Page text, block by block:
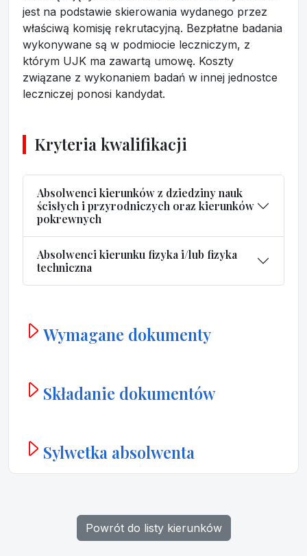
jest na podstawie skierowania wydanego przez
właściwą komisję rekrutacyjną. Bezpłatne badania
wykonywane są w podmiocie leczniczym, z
którym UJK ma zawartą umowę. Koszty
związane z wykonaniem badań w innej jednostce
leczniczej ponosi kandydat.
Kryteria kwalifikacji
Absolwenci kierunków z dziedziny nauk
ścisłych i przyrodniczych oraz kierunków
pokrewnych
Absolwenci kierunku fizyka i/lub fizyka
techniczna
Wymagane dokumenty
Składanie dokumentów
Sylwetka absolwenta
Powrót do listy kierunków